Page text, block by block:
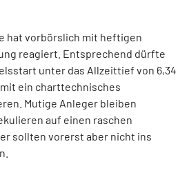
hat vorbörslich mit heftigen
reagiert. Entsprechend dürfte
unter das Allzeittief von 6,34
ein charttechnisches
Mutige Anleger bleiben
auf einen raschen
sollten vorerst aber nicht ins